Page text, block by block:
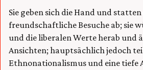
Sie geben sich die Hand und
freundschaftliche Besuche ab; sie
und die liberalen Werte herab und
Ansichten; hauptsächlich jedoch
Ethnonationalismus und eine tiefe